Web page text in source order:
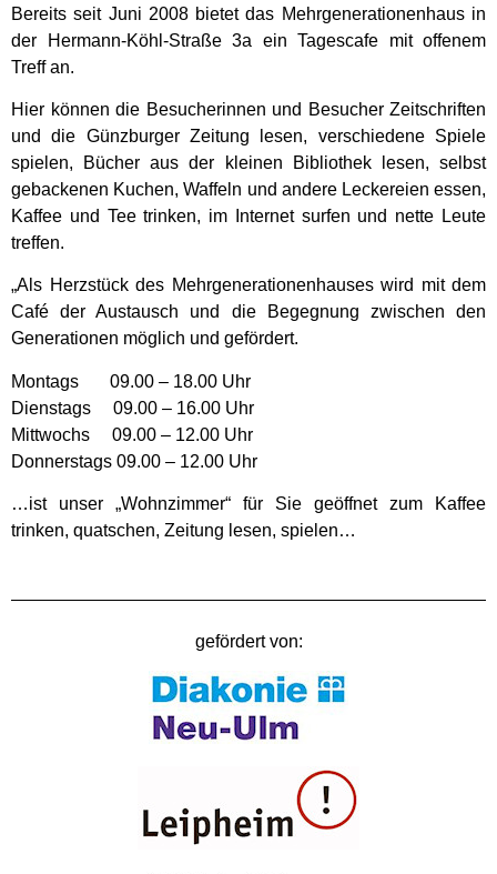
Bereits seit Juni 2008 bietet das Mehrgenerationenhaus in
der Hermann-Köhl-Straße 3a ein Tagescafe mit offenem
Treff an.
Hier können die Besucherinnen und Besucher Zeitschriften
und die Günzburger Zeitung lesen, verschiedene Spiele
spielen, Bücher aus der kleinen Bibliothek lesen, selbst
gebackenen Kuchen, Waffeln und andere Leckereien essen,
Kaffee und Tee trinken, im Internet surfen und nette Leute
treffen.
„Als Herzstück des Mehrgenerationenhauses wird mit dem
Café der Austausch und die Begegnung zwischen den
Generationen möglich und gefördert.
Montags 09.00 – 18.00 Uhr
Dienstags 09.00 – 16.00 Uhr
Mittwochs 09.00 – 12.00 Uhr
Donnerstags 09.00 – 12.00 Uhr
…ist unser „Wohnzimmer“ für Sie geöffnet zum Kaffee
trinken, quatschen, Zeitung lesen, spielen…
gefördert von: